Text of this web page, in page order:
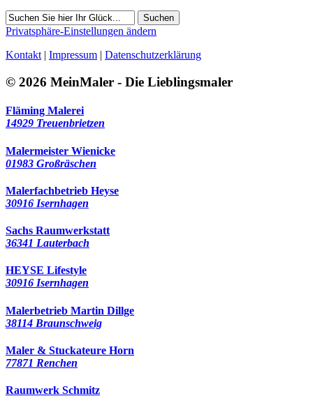
Suchen
Privatsphäre-Einstellungen ändern
Kontakt | Impressum | Datenschutzerklärung
© 2026 MeinMaler - Die Lieblingsmaler
Fläming Malerei
14929 Treuenbrietzen
Malermeister Wienicke
01983 Großräschen
Malerfachbetrieb Heyse
30916 Isernhagen
Sachs Raumwerkstatt
36341 Lauterbach
HEYSE Lifestyle
30916 Isernhagen
Malerbetrieb Martin Dillge
38114 Braunschweig
Maler & Stuckateure Horn
77871 Renchen
Raumwerk Schmitz